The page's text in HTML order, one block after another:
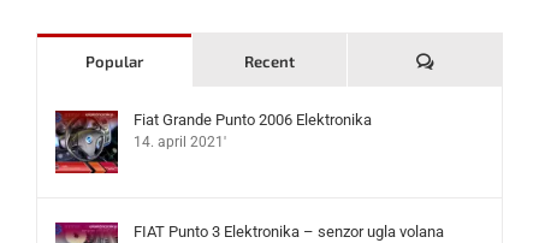
Popular Recent Komentari
Fiat Grande Punto 2006 Elektronika
14. april 2021'
FIAT Punto 3 Elektronika – senzor ugla volana